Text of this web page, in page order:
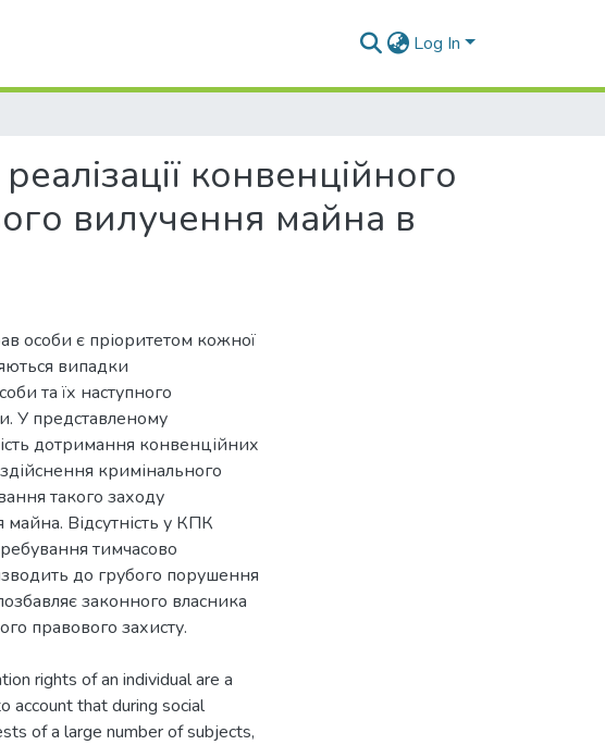
Log In
конвенційного
вилучення майна в
особи є пріоритетом кожної
випадки
та їх наступного
У представленому
дотримання конвенційних
здійснення кримінального
такого заходу
Відсутність у КПК
тимчасово
до грубого порушення
законного власника
правового захисту.
rights of an individual are a
account that during social
of a large number of subjects,